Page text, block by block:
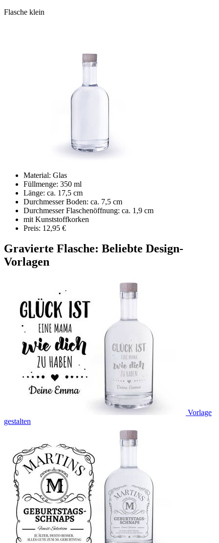
Flasche klein
Material: Glas
Füllmenge: 350 ml
Länge: ca. 17,5 cm
Durchmesser Boden: ca. 7,5 cm
Durchmesser Flaschenöffnung: ca. 1,9 cm
mit Kunststoffkorken
Preis: 12,95 €
Gravierte Flasche: Beliebte Design-
Vorlagen
Vorlage
gestalten